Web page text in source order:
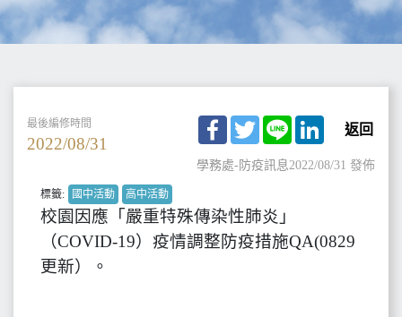
最後編修時間
2022/08/31
Facebook
TwitterLine LinkedIn
返回
學務處-防疫訊息2022/08/31 發佈
標籤: 國中活動 高中活動
校園因應「嚴重特殊傳染性肺炎」
（COVID-19）疫情調整防疫措施QA(0829
更新）。